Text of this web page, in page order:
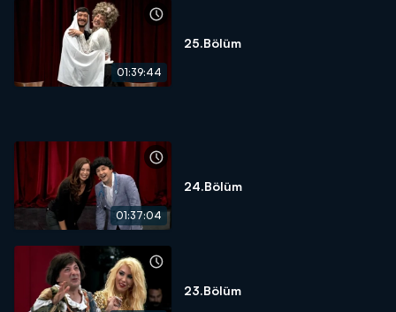
01:39:44
25.Bölüm
01:37:04
24.Bölüm
23.Bölüm